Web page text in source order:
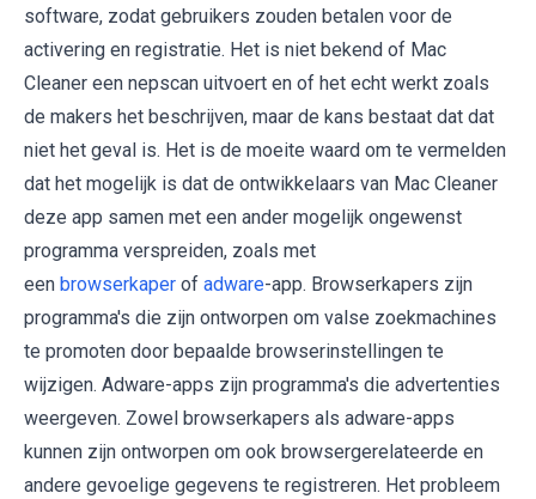
software, zodat gebruikers zouden betalen voor de
activering en registratie. Het is niet bekend of Mac
Cleaner een nepscan uitvoert en of het echt werkt zoals
de makers het beschrijven, maar de kans bestaat dat dat
niet het geval is. Het is de moeite waard om te vermelden
dat het mogelijk is dat de ontwikkelaars van Mac Cleaner
deze app samen met een ander mogelijk ongewenst
programma verspreiden, zoals met
een browserkaper of adware-app. Browserkapers zijn
programma's die zijn ontworpen om valse zoekmachines
te promoten door bepaalde browserinstellingen te
wijzigen. Adware-apps zijn programma's die advertenties
weergeven. Zowel browserkapers als adware-apps
kunnen zijn ontworpen om ook browsergerelateerde en
andere gevoelige gegevens te registreren. Het probleem